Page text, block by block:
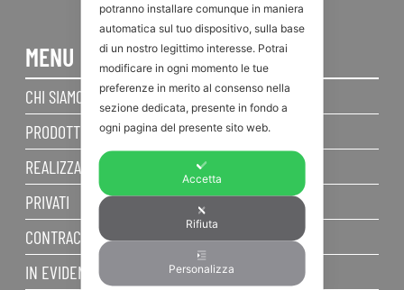
MENU
CHI SIAMO
PRODOTTI
REALIZZAZIONI
PRIVATI
CONTRACT
IN EVIDENZA
potranno installare comunque in maniera
automatica sul tuo dispositivo, sulla base
di un nostro legittimo interesse. Potrai
modificare in ogni momento le tue
preferenze in merito al consenso nella
sezione dedicata, presente in fondo a
ogni pagina del presente sito web.
Accetta
Rifiuta
Personalizza